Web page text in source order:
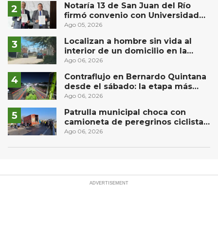
Notaría 13 de San Juan del Río
firmó convenio con Universidad
Privada del Bajío para recibir
Ago 05, 2026
Localizan a hombre sin vida al
interior de un domicilio en la
comunidad El Rodeo, San Juan del
Ago 06, 2026
Contraflujo en Bernardo Quintana
desde el sábado: la etapa más
compleja del operativo vial
Ago 06, 2026
Patrulla municipal choca con
camioneta de peregrinos ciclistas
en la autopista México-Querétaro
Ago 06, 2026